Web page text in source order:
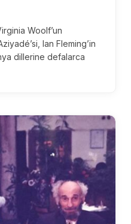
Woolf’un
Ian Fleming’in
dillerine defalarca